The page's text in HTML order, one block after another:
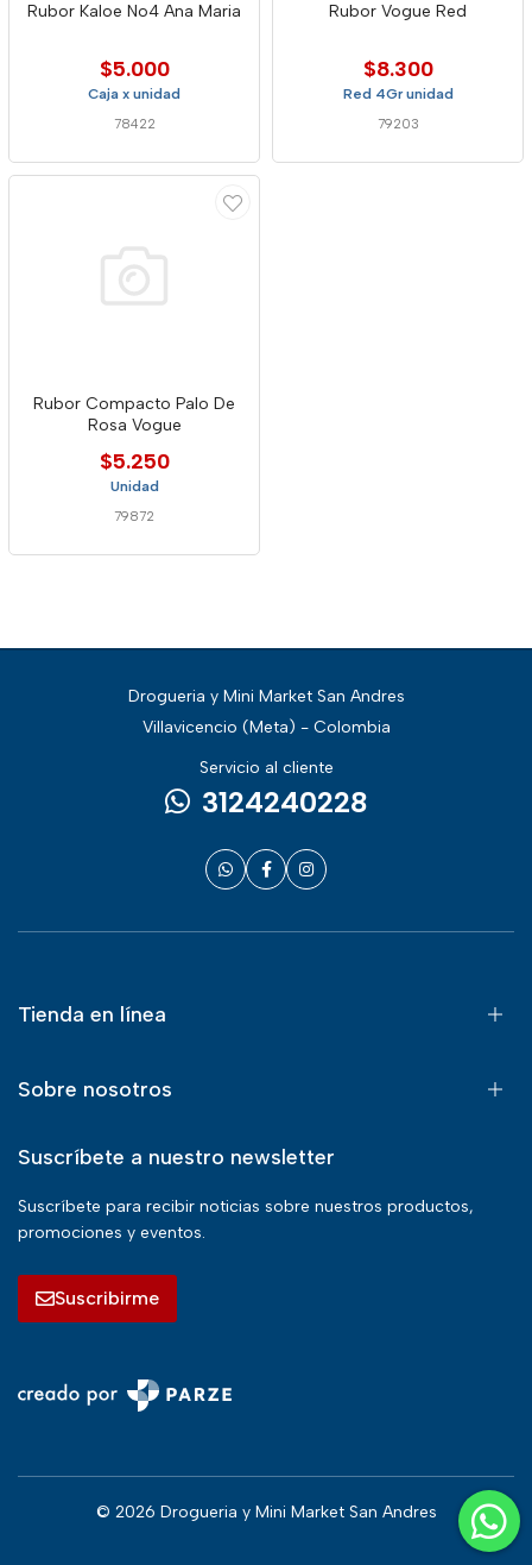
Rubor Kaloe No4 Ana Maria
$5.000
Caja x unidad
78422
Rubor Vogue Red
$8.300
Red 4Gr unidad
79203
Rubor Compacto Palo De
Rosa Vogue
$5.250
Unidad
79872
Drogueria y Mini Market San Andres
Villavicencio (Meta) - Colombia
Servicio al cliente
3124240228
Tienda en línea
Sobre nosotros
Suscríbete a nuestro newsletter
Suscríbete para recibir noticias sobre nuestros productos,
promociones y eventos.
Suscribirme
© 2026 Drogueria y Mini Market San Andres